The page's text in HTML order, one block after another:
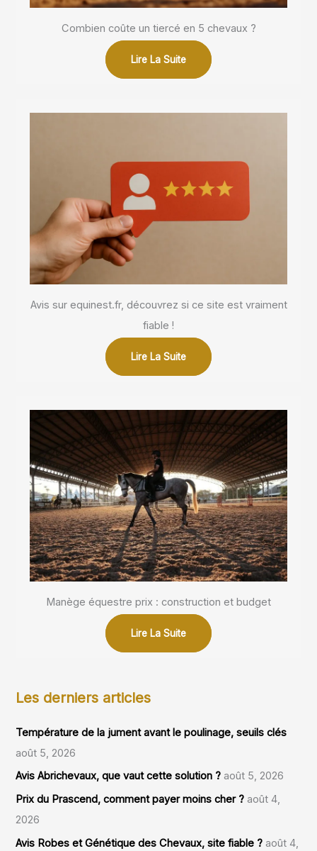
Combien coûte un tiercé en 5 chevaux ?
Lire La Suite
Avis sur equinest.fr, découvrez si ce site est vraiment
fiable !
Lire La Suite
Manège équestre prix : construction et budget
Lire La Suite
Les derniers articles
Température de la jument avant le poulinage, seuils clés
août 5, 2026
Avis Abrichevaux, que vaut cette solution ? août 5, 2026
Prix du Prascend, comment payer moins cher ? août 4,
2026
Avis Robes et Génétique des Chevaux, site fiable ? août 4,